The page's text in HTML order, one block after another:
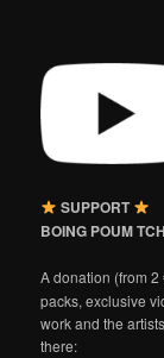
SUPPORT
BOING POUM
A donation (from 2
packs, exclusive
work and the
there: